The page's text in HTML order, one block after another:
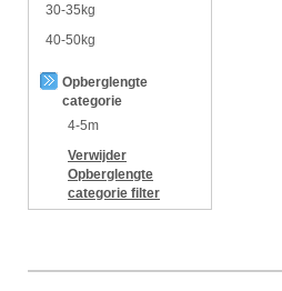
30-35kg
40-50kg
Opberglengte
categorie
4-5m
Verwijder
Opberglengte
categorie filter